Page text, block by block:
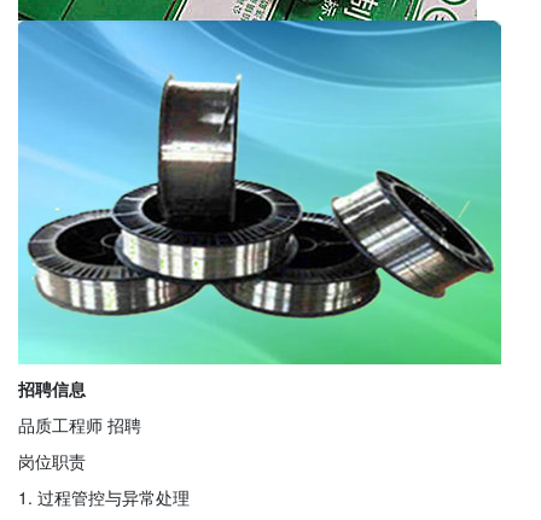
招聘信息
品质工程师 招聘
岗位职责
1. 过程管控与异常处理